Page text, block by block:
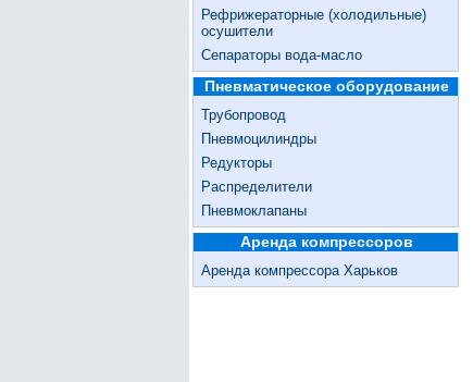
Рефрижераторные (холодильные)
осушители
Сепараторы вода-масло
Пневматическое оборудование
Трубопровод
Пневмоцилиндры
Редукторы
Распределители
Пневмоклапаны
Аренда компрессоров
Аренда компрессора Харьков